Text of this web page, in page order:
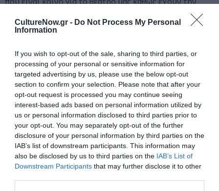
CultureNow.gr - Do Not Process My Personal
Information
If you wish to opt-out of the sale, sharing to third parties, or
processing of your personal or sensitive information for
targeted advertising by us, please use the below opt-out
section to confirm your selection. Please note that after your
opt-out request is processed you may continue seeing
interest-based ads based on personal information utilized by
us or personal information disclosed to third parties prior to
your opt-out. You may separately opt-out of the further
disclosure of your personal information by third parties on the
IAB’s list of downstream participants. This information may
also be disclosed by us to third parties on the IAB’s List of
Downstream Participants that may further disclose it to other
εμπειρία και το πάθος για δημιουργία όπως μέχρι τώρα
μας έχουν αποδείξει. Έχουμε πολλά ακόμη να δείξουμε
Info: Η Μαρία Κουσουνή έλαβε δίπλωμα χορεύτριας και
δίπλωμα καθηγήτριας χορού «Βαγκάνοβα» από την
Ανώτερη Επαγγελματική Σχολή Χορού Δ. Γρηγοριάδου.
Υπήρξε σολίστ στην Κρατική Όπερα της Βιέννης και στο
Μπαλέτο του Αμβούργου-Τζον Νωυμάγερ. Από το 2007
συνεργάζεται ως Α’ Χορεύτρια με το Μπαλέτο της
Εθνικής Λυρικής Σκηνής. Το 2001 κέρδισε Ειδικό
Βραβείο (Special Prix) στο Διεθνή Διαγωνισμό
Μπαλέτου του Λουξεμβούργου ως «ιδιαίτερη
χορεύτρια. Έχει χορέψει στο πρωτοχρονιάτικο